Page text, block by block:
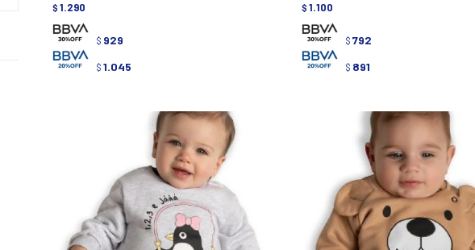
$ 1.290
$ 929
$ 1.045
$ 1.100
$ 792
$ 891